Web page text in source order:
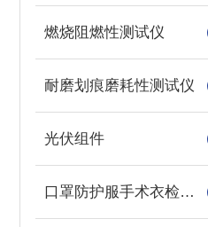
燃烧阻燃性测试仪
耐磨划痕磨耗性测试仪
光伏组件
口罩防护服手术衣检测设备